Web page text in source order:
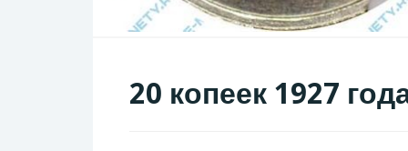
20 копеек 1927